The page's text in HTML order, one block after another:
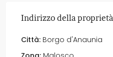
Indirizzo della proprietà
Città: Borgo d'Anaunia